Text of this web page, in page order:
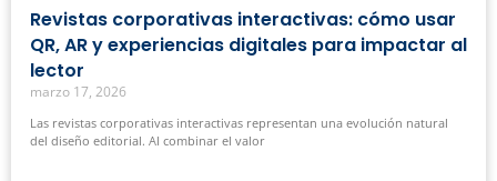
Revistas corporativas interactivas: cómo usar
QR, AR y experiencias digitales para impactar al
lector
marzo 17, 2026
Las revistas corporativas interactivas representan una evolución natural
del diseño editorial. Al combinar el valor